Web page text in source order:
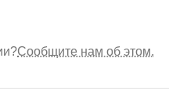
Сообщите нам об этом.